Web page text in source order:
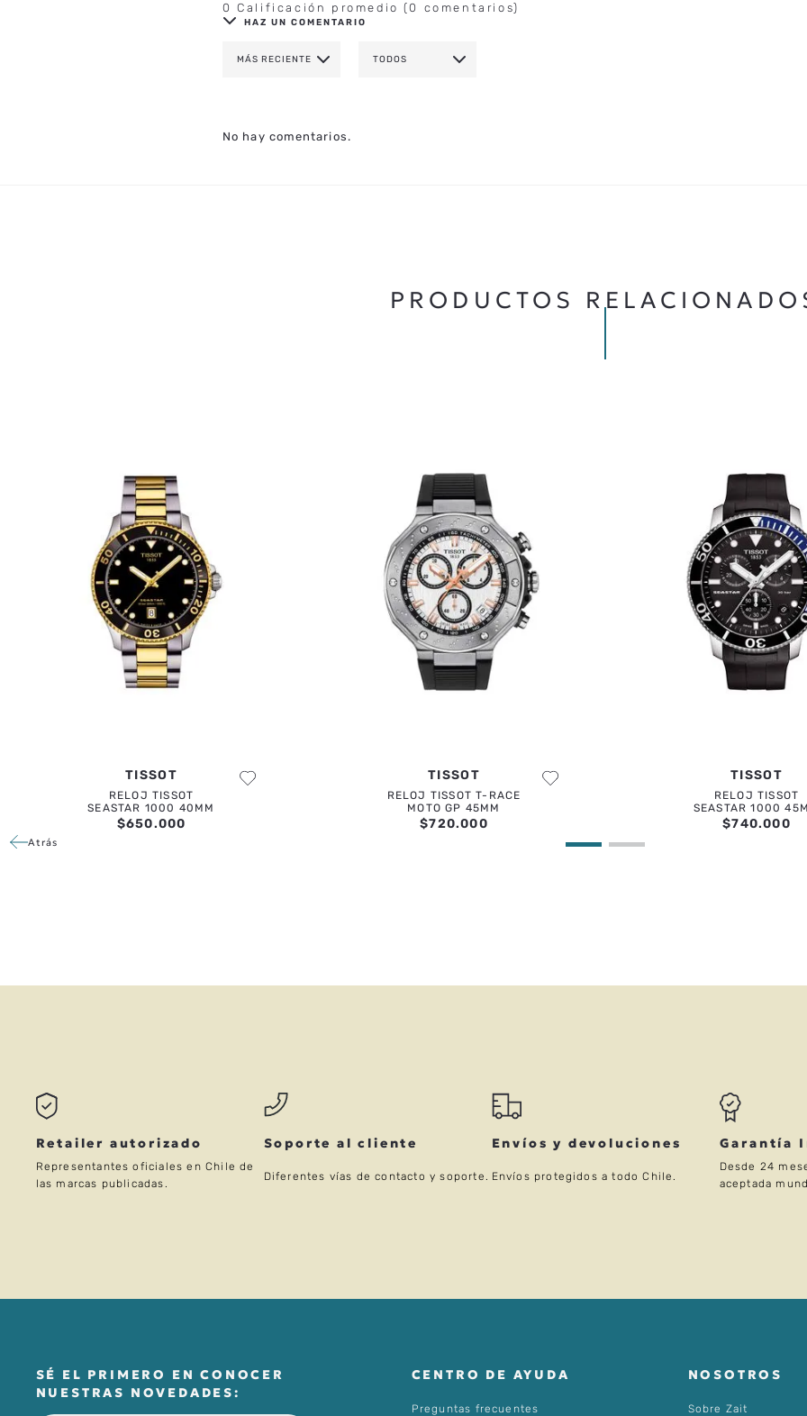
0 Calificación promedio (0 comentarios)
HAZ UN COMENTARIO
TÍTULO
MÁS RECIENTE TODOS
No hay comentarios.
PRODUCTOS
TISSOT
RELOJ TISSOT
SEASTAR 1000 40MM
$650.000
TISSOT
RELOJ TISSOT T-RACE
MOTO GP 45MM
$720.000
TISSOT
RELOJ TISSOT
SEASTAR 1000
$740.000
Retailer autorizado
Representantes oficiales en Chile de
las marcas publicadas.
Soporte al cliente
Diferentes vías de contacto y soporte.
Envíos y devoluciones
Envíos protegidos a todo Chile.
Garantía
Desde 24
aceptada
SÉ EL PRIMERO EN CONOCER
NUESTRAS NOVEDADES:
CENTRO DE AYUDA
Preguntas frecuentes
NOSOTROS
Sobre Zait